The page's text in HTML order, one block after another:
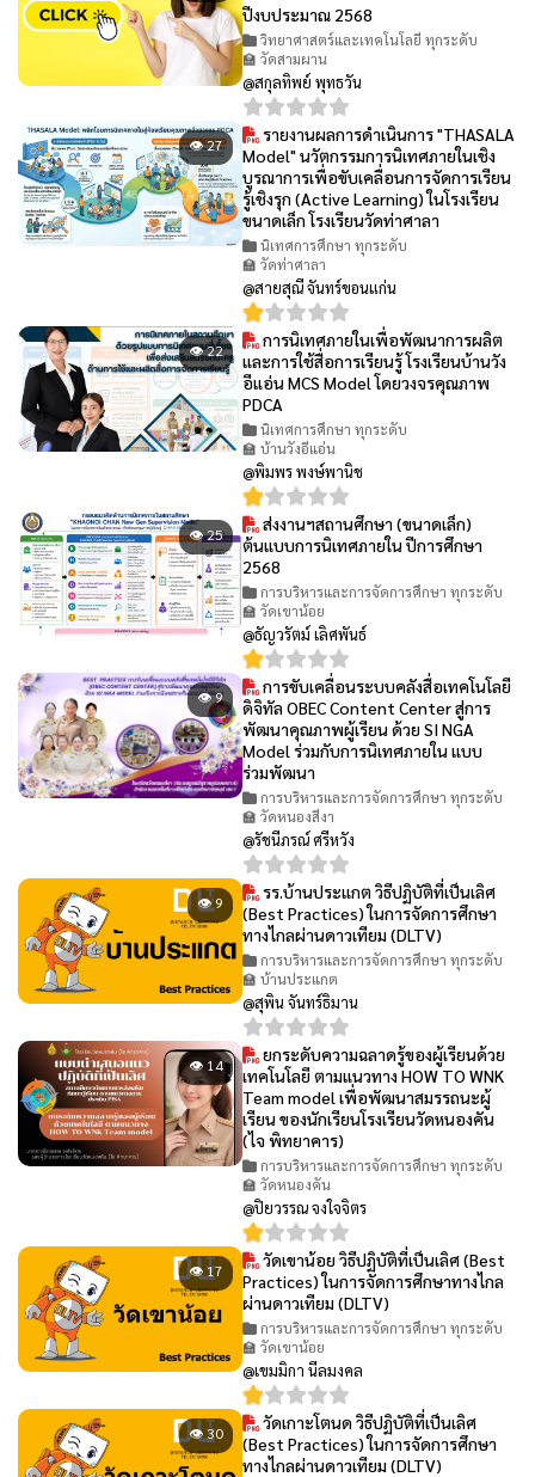
ปีงบประมาณ 2568
วิทยาศาสตร์และเทคโนโลยี ทุกระดับ
🏫 วัดสามผาน
@สกุลทิพย์ พุทธวัน
👁 27
รายงานผลการดำเนินการ "THASALA
Model" นวัตกรรมการนิเทศภายในเชิง
บูรณาการเพื่อขับเคลื่อนการจัดการเรียน
รู้เชิงรุก (Active Learning) ในโรงเรียน
ขนาดเล็ก โรงเรียนวัดท่าศาลา
นิเทศการศึกษา ทุกระดับ
🏫 วัดท่าศาลา
@สายสุณี จันทร์ขอนแก่น
👁 22
การนิเทศภายในเพื่อพัฒนาการผลิต
และการใช้สื่อการเรียนรู้ โรงเรียนบ้านวัง
อีแอ่น MCS Model โดยวงจรคุณภาพ
PDCA
นิเทศการศึกษา ทุกระดับ
🏫 บ้านวังอีแอ่น
@พิมพร พงษ์พานิช
👁 25
ส่งงานฯสถานศึกษา (ขนาดเล็ก)
ต้นแบบการนิเทศภายใน ปีการศึกษา
2568
การบริหารและการจัดการศึกษา ทุกระดับ
🏫 วัดเขาน้อย
@ธัญวรัตม์ เลิศพันธ์
👁 9
การขับเคลื่อนระบบคลังสื่อเทคโนโลยี
ดิจิทัล OBEC Content Center สู่การ
พัฒนาคุณภาพผู้เรียน ด้วย SI NGA
Model ร่วมกับการนิเทศภายใน แบบ
ร่วมพัฒนา
การบริหารและการจัดการศึกษา ทุกระดับ
🏫 วัดหนองสีงา
@รัชนีภรณ์ ศรีหวัง
👁 9
รร.บ้านประแกต วิธีปฏิบัติที่เป็นเลิศ
(Best Practices) ในการจัดการศึกษา
ทางไกลผ่านดาวเทียม (DLTV)
การบริหารและการจัดการศึกษา ทุกระดับ
🏫 บ้านประแกต
@สุพิน จันทร์ธิมาน
👁 14
ยกระดับความฉลาดรู้ของผู้เรียนด้วย
เทคโนโลยี ตามแนวทาง HOW TO WNK
Team model เพื่อพัฒนาสมรรถนะผู้
เรียน ของนักเรียนโรงเรียนวัดหนองคัน
(ไจ พิทยาคาร)
การบริหารและการจัดการศึกษา ทุกระดับ
🏫 วัดหนองคัน
@ปิยวรรณ จงใจจิตร
👁 17
วัดเขาน้อย วิธีปฏิบัติที่เป็นเลิศ (Best
Practices) ในการจัดการศึกษาทางไกล
ผ่านดาวเทียม (DLTV)
การบริหารและการจัดการศึกษา ทุกระดับ
🏫 วัดเขาน้อย
@เขมมิกา นีลมงคล
👁 30
วัดเกาะโตนด วิธีปฏิบัติที่เป็นเลิศ
(Best Practices) ในการจัดการศึกษา
ทางไกลผ่านดาวเทียม (DLTV)